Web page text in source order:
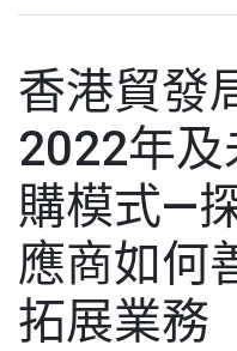
香港貿發
2022年
購模式—
應商如何
拓展業務